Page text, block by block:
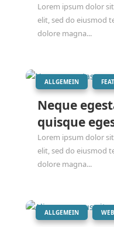
Lorem ipsum dolor
elit, sed do eiusmod
dolore magna...
Neque
quisque
| ALLGEMEIN
Lorem ipsum dolor
elit, sed do eiusmod
dolore magna...
| ALLGEMEIN